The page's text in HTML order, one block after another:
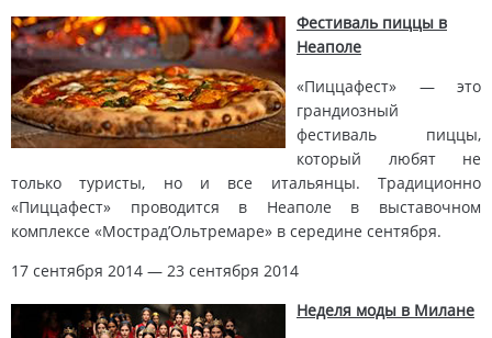
Фестиваль пиццы в
Неаполе
«Пиццафест» — это
грандиозный
фестиваль пиццы,
который любят не
только туристы, но и все итальянцы. Традиционно
«Пиццафест» проводится в Неаполе в выставочном
комплексе «Мострад’Ольтремаре» в середине сентября.
17 сентября 2014 — 23 сентября 2014
Неделя моды в Милане